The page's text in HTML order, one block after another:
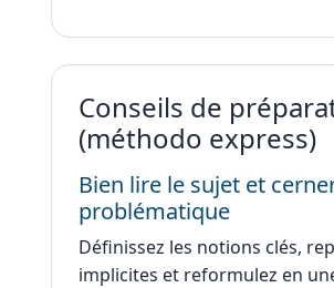
Conseils de
(méthodo express)
Bien lire le sujet et
problématique
Définissez les notions clés,
implicites et reformulez en